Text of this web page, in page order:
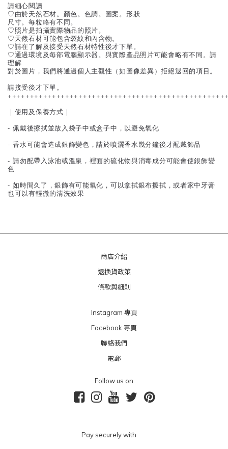
請細心閱讀
♡由於天然石材。顏色。色調。圖案。形狀
尺寸。每粒略有不同。
♡照片是拍攝實際物品的照片。
♡天然石材可能包含裂紋和內含物。
♡請在了解及接受天然石材特性後才下單。
♡通過環境及每部電腦顯示器。與實際產品照片可能會略有不同。請
理解
對於圖片，我們將通過個人主觀性（如圖像差異）拒絕退回的項目。
請接受後才下單。
｜使用及保養方式｜
- 佩戴後擦拭並放入袋子中或盒子中，以避免氧化
- 香水可能會造成銀飾變色，請於噴灑香水幾分鐘後才配戴飾品
- 請勿配帶入泳池或溫泉，裡面的硫化物與消毒成分可能會使銀飾變
色
- 如時間久了，銀飾有可能氧化，可以拿拭銀布擦拭，或者家中牙膏
也可以有輕微的清洗效果
商店介紹
退換貨政策
條款與細則
Instagram 專頁
Facebook 專頁
聯絡我們
電郵
Follow us on
Pay securely with